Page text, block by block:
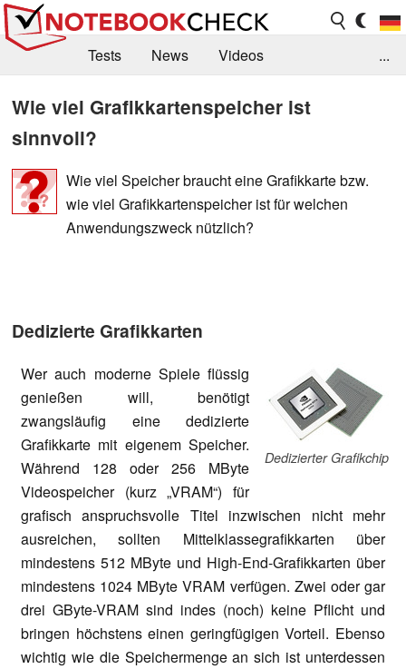
Tests News
Videos
Kaufberatung
Forum
...
Wie viel Grafikkartenspeicher ist
sinnvoll?
Wie viel Speicher braucht eine Grafikkarte bzw.
wie viel Grafikkartenspeicher ist für welchen
Anwendungszweck nützlich?
Dedizierte Grafikkarten
Dedizierter Grafikchip
Wer auch moderne Spiele flüssig
genießen will, benötigt
zwangsläufig eine dedizierte
Grafikkarte mit eigenem Speicher.
Während 128 oder 256 MByte
Videospeicher (kurz „VRAM“) für
grafisch anspruchsvolle Titel inzwischen nicht mehr
ausreichen, sollten Mittelklassegrafikkarten über
mindestens 512 MByte und High-End-Grafikkarten über
mindestens 1024 MByte VRAM verfügen. Zwei oder gar
drei GByte-VRAM sind indes (noch) keine Pflicht und
bringen höchstens einen geringfügigen Vorteil. Ebenso
wichtig wie die Speichermenge an sich ist unterdessen